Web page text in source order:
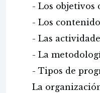
- Los objetivos
- Los
- Las
- La
- Tipos de
La